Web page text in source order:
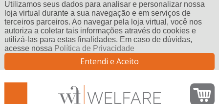
Utilizamos seus dados para analisar e personalizar nossa
loja virtual durante a sua navegação e em serviços de
terceiros parceiros. Ao navegar pela loja virtual, você nos
autoriza a coletar tais informações através do cookies e
utilizá-las para estas finalidades. Em caso de dúvidas,
acesse nossa Política de Privacidade
Entendi e Aceito